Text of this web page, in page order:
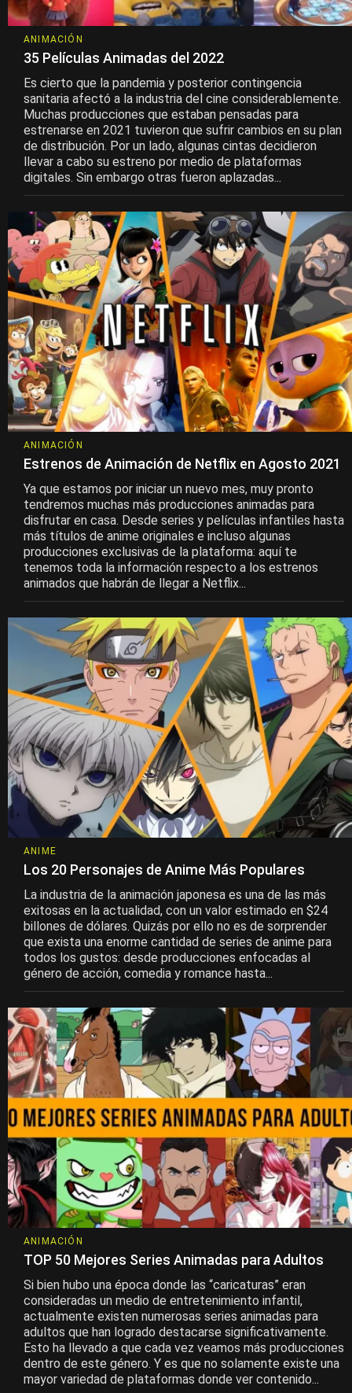
ANIMACIÓN
35 Películas Animadas del 2022
Es cierto que la pandemia y posterior contingencia
sanitaria afectó a la industria del cine considerablemente.
Muchas producciones que estaban pensadas para
estrenarse en 2021 tuvieron que sufrir cambios en su plan
de distribución. Por un lado, algunas cintas decidieron
llevar a cabo su estreno por medio de plataformas
digitales. Sin embargo otras fueron aplazadas...
ANIMACIÓN
Estrenos de Animación de Netflix en Agosto 2021
Ya que estamos por iniciar un nuevo mes, muy pronto
tendremos muchas más producciones animadas para
disfrutar en casa. Desde series y películas infantiles hasta
más títulos de anime originales e incluso algunas
producciones exclusivas de la plataforma: aquí te
tenemos toda la información respecto a los estrenos
animados que habrán de llegar a Netflix...
ANIME
Los 20 Personajes de Anime Más Populares
La industria de la animación japonesa es una de las más
exitosas en la actualidad, con un valor estimado en $24
billones de dólares. Quizás por ello no es de sorprender
que exista una enorme cantidad de series de anime para
todos los gustos: desde producciones enfocadas al
género de acción, comedia y romance hasta...
ANIMACIÓN
TOP 50 Mejores Series Animadas para Adultos
Si bien hubo una época donde las “caricaturas” eran
consideradas un medio de entretenimiento infantil,
actualmente existen numerosas series animadas para
adultos que han logrado destacarse significativamente.
Esto ha llevado a que cada vez veamos más producciones
dentro de este género. Y es que no solamente existe una
mayor variedad de plataformas donde ver contenido...